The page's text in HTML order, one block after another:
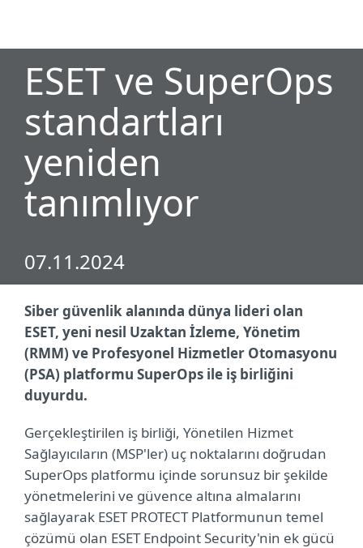
ESET ve SuperOps
standartları
yeniden
tanımlıyor
07.11.2024
Siber güvenlik alanında dünya lideri olan
ESET, yeni nesil Uzaktan İzleme, Yönetim
(RMM) ve Profesyonel Hizmetler Otomasyonu
(PSA) platformu SuperOps ile iş birliğini
duyurdu.
Gerçekleştirilen iş birliği, Yönetilen Hizmet
Sağlayıcıların (MSP'ler) uç noktalarını doğrudan
SuperOps platformu içinde sorunsuz bir şekilde
yönetmelerini ve güvence altına almalarını
sağlayarak ESET PROTECT Platformunun temel
çözümü olan ESET Endpoint Security'nin ek gücü